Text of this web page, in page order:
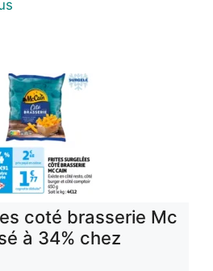
coté brasserie Mc
à 34% chez